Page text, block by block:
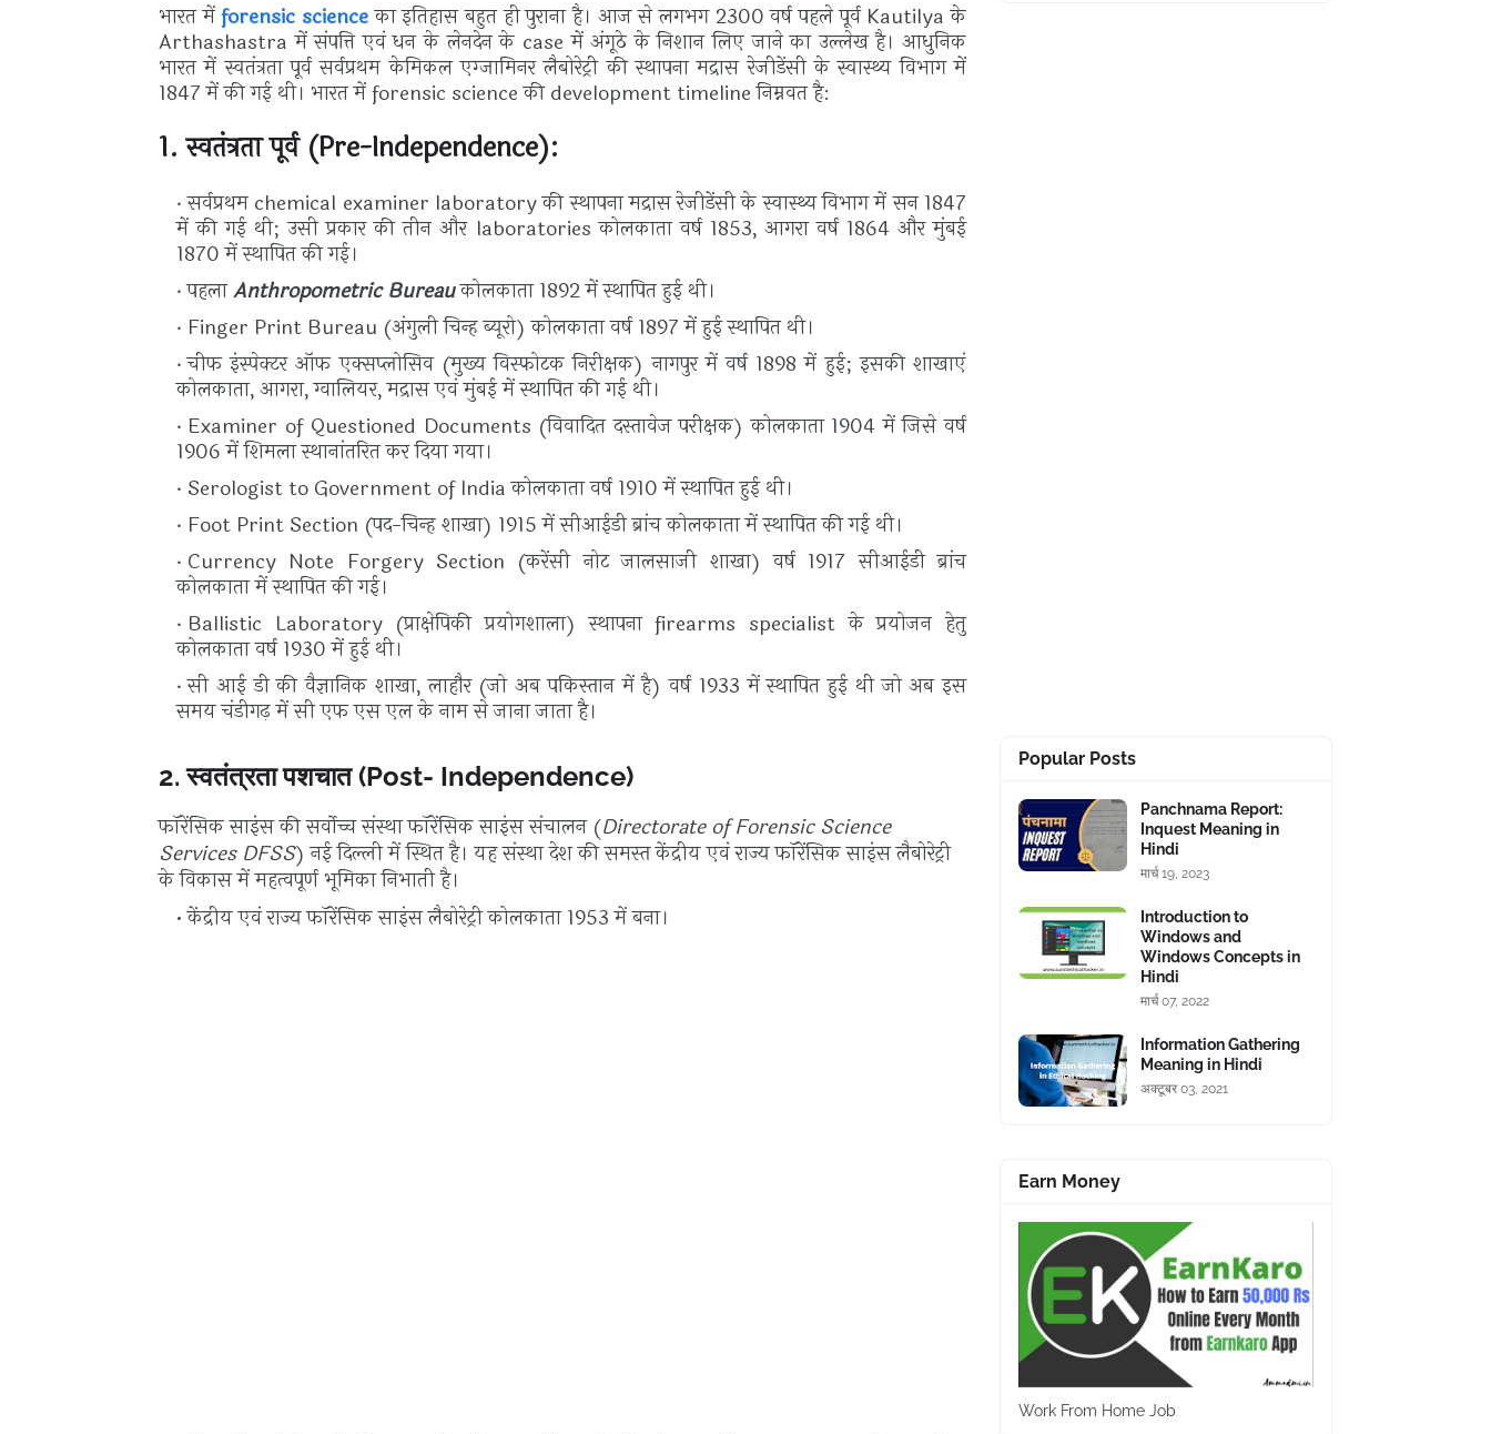
भारत मेंforensic scienceका इतिहास बहुत ही पुराना है। आज से लगभग 2300 वर्ष पहले पूर्व Kautilya के
Arthashastra में संपत्ति एवं धन के लेनदेन के case में अंगूठे के निशान लिए जाने का उल्लेख है। आधुनिक
भारत में स्वतंत्रता पूर्व सर्वप्रथम केमिकल एग्जामिनर लैबोरेट्री की स्थापना मद्रास रेजीडेंसी के स्वास्थ्य विभाग में
1847 में की गई थी। भारत में forensic science की development timeline निम्नवत है:
1. स्वतंत्रता पूर्व (Pre-Independence):
सर्वप्रथम chemical examiner laboratory की स्थापना मद्रास रेजीडेंसी के स्वास्थ्य विभाग में सन 1847
में की गई थी; उसी प्रकार की तीन और laboratories कोलकाता वर्ष 1853, आगरा वर्ष 1864 और मुंबई
1870 में स्थापित की गई।
पहलाAnthropometric Bureauकोलकाता 1892 में स्थापित हुई थी।
Finger Print Bureau (अंगुली चिन्ह ब्यूरो) कोलकाता वर्ष 1897 में हुई स्थापित थी।
चीफ इंस्पेक्टर ऑफ एक्सप्लोसिव (मुख्य विस्फोटक निरीक्षक) नागपुर में वर्ष 1898 में हुई; इसकी शाखाएं
कोलकाता, आगरा, ग्वालियर, मद्रास एवं मुंबई में स्थापित की गई थी।
Examiner of Questioned Documents (विवादित दस्तावेज परीक्षक) कोलकाता 1904 में जिसे वर्ष
1906 में शिमला स्थानांतरित कर दिया गया।
Serologist to Government of India कोलकाता वर्ष 1910 में स्थापित हुई थी।
Foot Print Section (पद-चिन्ह शाखा) 1915 में सीआईडी ब्रांच कोलकाता में स्थापित की गई थी।
Currency Note Forgery Section (करेंसी नोट जालसाजी शाखा) वर्ष 1917 सीआईडी ब्रांच
कोलकाता में स्थापित की गई।
Ballistic Laboratory (प्राक्षेपिकी प्रयोगशाला) स्थापना firearms specialist के प्रयोजन हेतु
कोलकाता वर्ष 1930 में हुई थी।
सी आई डी की वैज्ञानिक शाखा, लाहौर (जो अब पकिस्तान में है) वर्ष 1933 में स्थापित हुई थी जो अब इस
समय चंडीगढ़ में सी एफ एस एल के नाम से जाना जाता है।
2. स्वतंत्रता पशचात (Post- Independence)
फॉरेंसिक साइंस की सर्वोच्च संस्था फॉरेंसिक साइंस संचालन (Directorate of Forensic Science
Services DFSS) नई दिल्ली में स्थित है। यह संस्था देश की समस्त केंद्रीय एवं राज्य फॉरेंसिक साइंस लैबोरेट्री
के विकास में महत्वपूर्ण भूमिका निभाती है।
केंद्रीय एवं राज्य फॉरेंसिक साइंस लैबोरेट्री कोलकाता 1953 में बना।
Popular Posts
Panchnama Report:
Inquest Meaning in
Hindi
मार्च 19, 2023
Introduction to
Windows and
Windows Concepts in
Hindi
मार्च 07, 2022
Information Gathering
Meaning in Hindi
अक्टूबर 03, 2021
Earn Money
Work From Home Job